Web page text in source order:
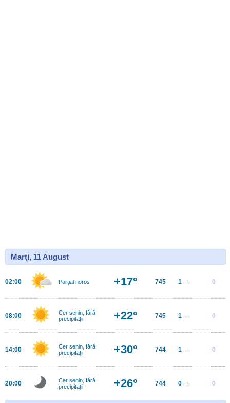
Marţi, 11 August
02:00 Parţial noros +17° 745 1 m/s 0
08:00
Cer senin, fără
precipitații
+22° 745 1 m/s 0
14:00
Cer senin, fără
precipitații
+30° 744 1 m/s 0
20:00
Cer senin, fără
precipitații
+26° 744 0 m/s 0